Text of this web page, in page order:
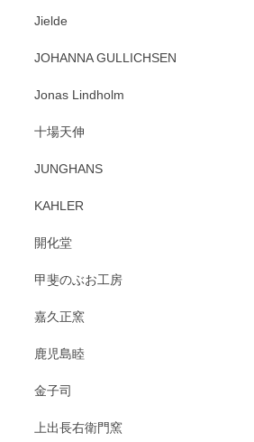
Jielde
JOHANNA GULLICHSEN
Jonas Lindholm
十場天伸
JUNGHANS
KAHLER
開化堂
甲斐のぶお工房
嘉久正窯
鹿児島睦
金子司
上出長右衛門窯